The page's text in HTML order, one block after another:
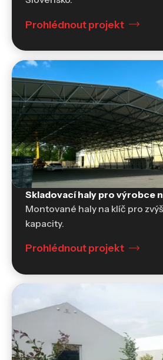
Prohlédnout projekt
Skladovací haly a sklady
Skladovací haly pro výrobce
Montované haly na klíč pro
kapacity.
Prohlédnout projekt